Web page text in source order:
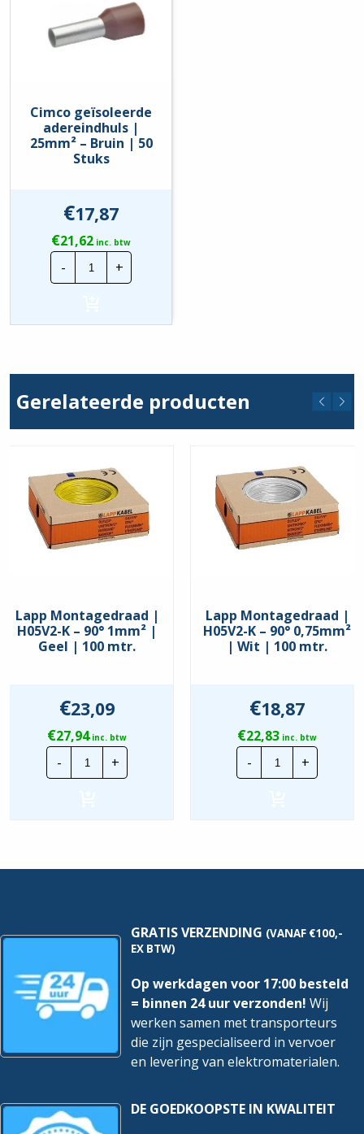
Cimco geïsoleerde
adereindhuls |
25mm² – Bruin | 50
Stuks
€17,87
€21,62 inc. btw
-
Cimco
geïsoleerde
adereindhuls
-
Stuks
+
Gerelateerde producten
Lapp Montagedraad |
H05V2-K – 90° 1mm² |
Geel | 100 mtr.
€23,09
€27,94inc. btw
-
Lapp
Montagedraad
|
Geel
+
Lapp Montagedraad |
H05V2-K – 90° 0,75mm²
| Wit | 100 mtr.
€18,87
€22,83 inc. btw
-
Lapp
|
Wit
+
GRATIS VERZENDING (VANAF €100,-
EX BTW)
Op werkdagen voor 17:00 besteld
= binnen 24 uur verzonden! Wij
werken samen met transporteurs
die zijn gespecialiseerd in vervoer
en levering van elektromaterialen.
DE GOEDKOOPSTE IN KWALITEIT